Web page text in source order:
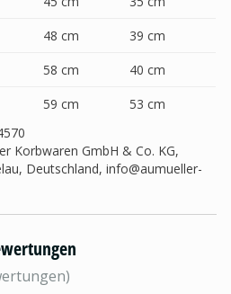
48 cm
39 cm
58 cm
40 cm
59 cm
53 cm
Korbwaren GmbH & Co. KG,
Deutschland, info@aumueller-
)